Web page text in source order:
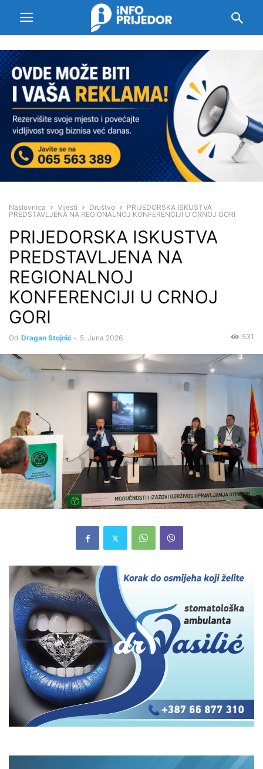
Naslovnica Vijesti Društvo
PRIJEDORSKA ISKUSTVA
PREDSTAVLJENA NA REGIONALNOJ KONFERENCIJI U CRNOJ GORI
PRIJEDORSKA ISKUSTVA
PREDSTAVLJENA NA
REGIONALNOJ
KONFERENCIJI U CRNOJ
GORI
Od Dragan Stojnić - 5. Juna 2026. 531